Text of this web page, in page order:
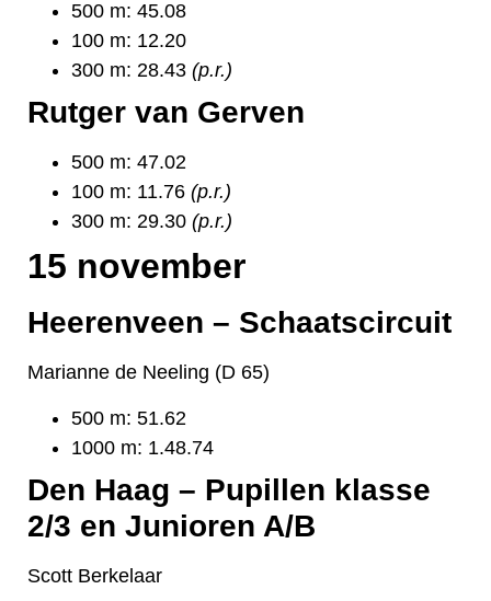
500 m: 45.08
100 m: 12.20
300 m: 28.43 (p.r.)
Rutger van Gerven
500 m: 47.02
100 m: 11.76 (p.r.)
300 m: 29.30 (p.r.)
15 november
Heerenveen – Schaatscircuit
Marianne de Neeling (D 65)
500 m: 51.62
1000 m: 1.48.74
Den Haag – Pupillen klasse
2/3 en Junioren A/B
Scott Berkelaar